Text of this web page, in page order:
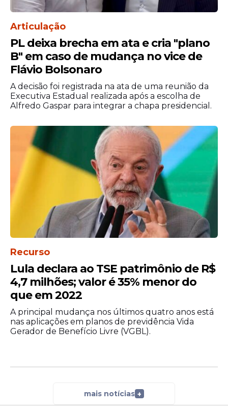
Confira tabelas
Articulação
PL deixa brecha em ata e cria "plano
B" em caso de mudança no vice de
Flávio Bolsonaro
A decisão foi registrada na ata de uma reunião da
Executiva Estadual realizada após a escolha de
Alfredo Gaspar para integrar a chapa presidencial.
Recurso
Lula declara ao TSE patrimônio de R$
4,7 milhões; valor é 35% menor do
que em 2022
A principal mudança nos últimos quatro anos está
nas aplicações em planos de previdência Vida
Gerador de Benefício Livre (VGBL).
mais notícias +